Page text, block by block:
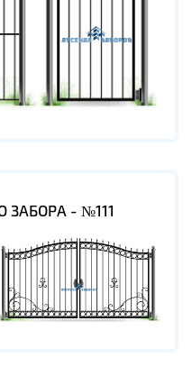
- №111